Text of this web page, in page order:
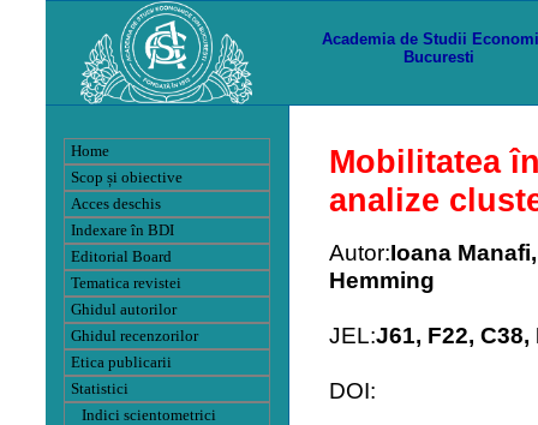
Academia de Studii
Bucuresti
Home
Scop și obiective
Acces deschis
Indexare în BDI
Editorial Board
Tematica revistei
Ghidul autorilor
Ghidul recenzorilor
Etica publicarii
Statistici
Indici scientometrici
Mobilitatea
analize
Autor:Ioana
Hemming
JEL:J61, F22, C38,
DOI: